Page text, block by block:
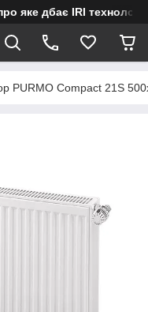
яке дбає IRI технологія
PURMO Compact 21S